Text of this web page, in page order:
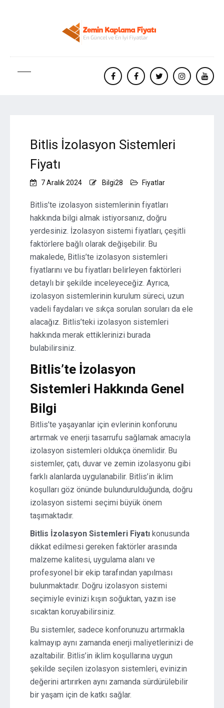
facebookFacebooktwitterinstagram
Bitlis İzolasyon Sistemleri
Fiyatı
7 Aralık 2024 Bilgi28 Fiyatlar
Bitlis’te izolasyon sistemlerinin fiyatları
hakkında bilgi almak istiyorsanız, doğru
yerdesiniz. İzolasyon sistemi fiyatları, çeşitli
faktörlere bağlı olarak değişebilir. Bu
makalede, Bitlis’te izolasyon sistemleri
fiyatlarını ve bu fiyatları belirleyen faktörleri
detaylı bir şekilde inceleyeceğiz. Ayrıca,
izolasyon sistemlerinin kurulum süreci, uzun
vadeli faydaları ve sıkça sorulan soruları da ele
alacağız. Bitlis’teki izolasyon sistemleri
hakkında merak ettiklerinizi burada
bulabilirsiniz.
Bitlis’te İzolasyon
Sistemleri Hakkında Genel
Bilgi
Bitlis’te yaşayanlar için evlerinin konforunu
artırmak ve enerji tasarrufu sağlamak amacıyla
izolasyon sistemleri oldukça önemlidir. Bu
sistemler, çatı, duvar ve zemin izolasyonu gibi
farklı alanlarda uygulanabilir. Bitlis’in iklim
koşulları göz önünde bulundurulduğunda, doğru
izolasyon sistemi seçimi büyük önem
taşımaktadır.
Bitlis İzolasyon Sistemleri Fiyatı konusunda
dikkat edilmesi gereken faktörler arasında
malzeme kalitesi, uygulama alanı ve
profesyonel bir ekip tarafından yapılması
bulunmaktadır. Doğru izolasyon sistemi
seçimiyle evinizi kışın soğuktan, yazın ise
sıcaktan koruyabilirsiniz.
Bu sistemler, sadece konforunuzu artırmakla
kalmayıp aynı zamanda enerji maliyetlerinizi de
azaltabilir. Bitlis’in iklim koşullarına uygun
şekilde seçilen izolasyon sistemleri, evinizin
değerini artırırken aynı zamanda sürdürülebilir
bir yaşam için de katkı sağlar.